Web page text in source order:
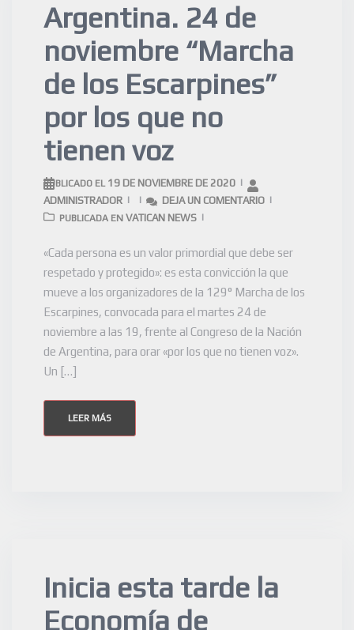
Argentina. 24 de
noviembre “Marcha
de los Escarpines”
por los que no
tienen voz
PUBLICADO EL 19 DE NOVIEMBRE DE 2020
ADMINISTRADOR
DEJA UN COMENTARIO
PUBLICADA EN VATICAN NEWS
«Cada persona es un valor primordial que debe ser
respetado y protegido»: es esta convicción la que
mueve a los organizadores de la 129° Marcha de los
Escarpines, convocada para el martes 24 de
noviembre a las 19, frente al Congreso de la Nación
de Argentina, para orar «por los que no tienen voz».
Un […]
LEER MÁS
Inicia esta tarde la
Economía de